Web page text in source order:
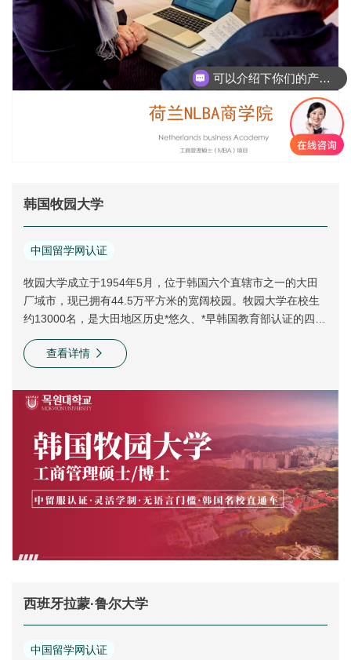
业界和学术界都享有盛誉。NLBA研究生院Graduate Business
School的工商管理课程采用“Practice Oiented”的创新方法，以
实践为导向，通过PCPT“实践教学法”来完成。同时NLBA GBS
研究生院的国际化程度非常高，还在捷克、瑞土、中国等地开
设课程。NLBA优质的教育质量和成功的教学方法，使NLBA接
连荣获MECS、NVAO、CROHO、DUO、CRKBO、CPION、
ERASMUS、NUFFIC、NESO、METW、MTST、AME认证和
认可，是同时拥有十二项国际认证及推荐的优秀
韩国牧园大学
中国留学网认证
牧园大学成立于1954年5月，位于韩国六个直辖市之一的大田
厂域市，现已拥有44.5万平方米的宽阔校园。牧园大学在校生
约13000名，是大田地区历史*悠久、*早韩国教育部认证的四年
制综合性名门私立大学，中韩教育部认证大学。
牧园大学拥有文化信息大学、社会科学大学、科技大学、工科
个单科大学，设有78个本科学科:3个研究生院，设有21个硕博
学科。
查看详情
西班牙拉蒙·鲁尔大学
中国留学网认证
可以介绍下你们的产品么